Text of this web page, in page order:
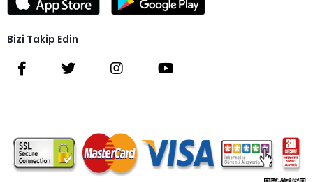
Bizi Takip Edin